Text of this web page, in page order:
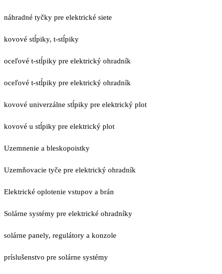
náhradné tyčky pre elektrické siete
kovové stĺpiky, t-stĺpiky
oceľové t-stĺpiky pre elektrický ohradník
oceľové t-stĺpiky pre elektrický ohradník
kovové univerzálne stĺpiky pre elektrický plot
kovové u stĺpiky pre elektrický plot
Uzemnenie a bleskopoistky
Uzemňovacie tyče pre elektrický ohradník
Elektrické oplotenie vstupov a brán
Solárne systémy pre elektrické ohradníky
solárne panely, regulátory a konzole
príslušenstvo pre solárne systémy